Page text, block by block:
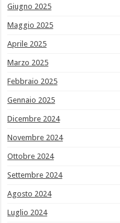
Giugno 2025
Maggio 2025
Aprile 2025
Marzo 2025
Febbraio 2025
Gennaio 2025
Dicembre 2024
Novembre 2024
Ottobre 2024
Settembre 2024
Agosto 2024
Luglio 2024